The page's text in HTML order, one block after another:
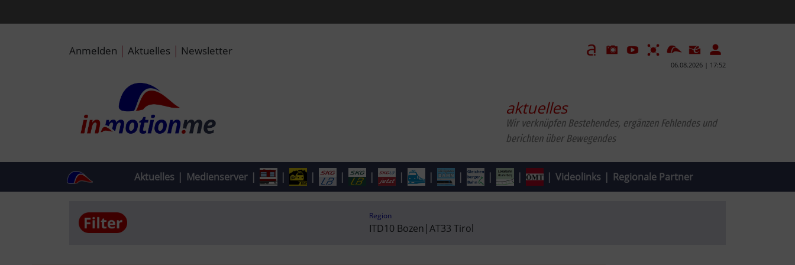
Anmelden | Aktuelles | Newsletter
06.08.2026 | 17:52
aktuelles
Wir verknüpfen Bestehendes, ergänzen Fehlendes und
berichten über Bewegendes
Aktuelles | Medienserver | | | | | | | | | | | Videolinks | Regionale Partner
Region
ITD10 Bozen |AT33 Tirol